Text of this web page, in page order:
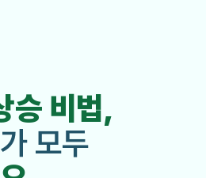
승 비법,
모두